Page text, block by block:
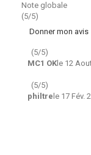
Note globale
(5/5)
Donner mon avis
(5/5)
le 12
MC1 OK
(5/5)
le 17 Fév.
philtre